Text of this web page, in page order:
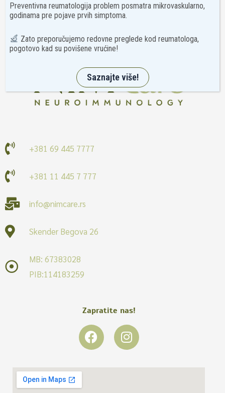
+381 69 445 7777
+381 11 445 7 777
info@nimcare.rs
Skender Begova 26
MB: 67383028
PIB:114183259
Zapratite nas!
F
a
I
n
Preventivna reumatologija problem posmatra mikrovaskularno,
godinama pre pojave prvih simptoma.
Zato preporučujemo redovne preglede kod reumatologa,
pogotovo kad su povišene vrućine!
Saznajte više!